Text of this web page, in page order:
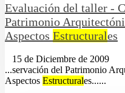
Evaluación del taller -
Patrimonio
Aspectos Estructurales
15 de Diciembre de 2009
...servación del Patrimonio
Aspectos Estructurales......